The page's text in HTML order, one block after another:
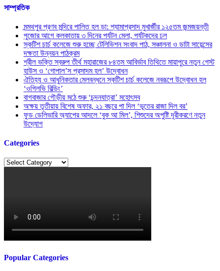
সাম্প্রতিক
মন্মথপুর প্রণব মন্দিরে পালিত হল ডা: শ্যামাপ্রসাদ মুখার্জীর ১২৫তম জন্মজয়ন্তী
পুজোর আগে কলকাতায় ৩ দিনের পর্যটন মেলা, পর্যটকদের ঢল
স্কটিশ চার্চ কলেজে শুরু হচ্ছে টেলিভিশন সংবাদ পাঠ, সঞ্চালনা ও ডাটা সায়েন্সের
দক্ষতা উন্নয়ন পাঠক্রম
শ্রীল ভক্তি স্বরুপ তীর্থ মহারাজের ৮৪তম আবির্ভাব তিথিতে মায়াপুরে নতুন গেস্ট
হাউস ও ‘গোপাল’স প্রসাদম হল’ উদ্বোধন
ঐতিহ্য ও আধুনিকতার মেলবন্ধনে স্কটিশ চার্চ কলেজে নবরূপে উদ্বোধন হল
‘ওগিলভি বিল্ডিং’
বাগবাজার গৌড়ীয় মঠে শুরু ‘চন্দনযাত্রা’ মহোৎসব
অক্ষয় তৃতীয়ায় বিশেষ অফার, ২১ বছরে পা দিল ‘ভূতের রাজা দিল বর’
ফুড ডেলিভারি অ্যাপের আদলে ‘বুক আ মিল’, শিশুদের অপুষ্টি দূরীকরণে নতুন
উদ্যোগ
Categories
Categories
Popular Categories